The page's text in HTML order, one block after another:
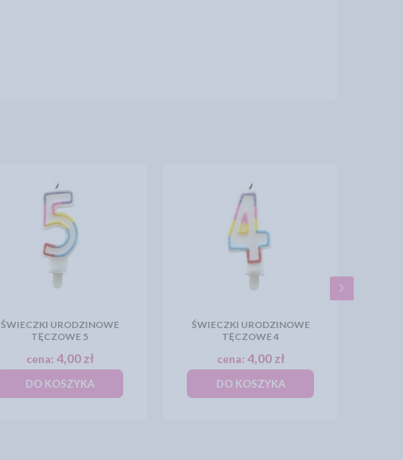
ŚWIECZKI URODZINOWE
TĘCZOWE 5
cena: 4,00 zł
DO KOSZYKA
ŚWIECZKI URODZINOWE
TĘCZOWE 4
cena: 4,00 zł
DO KOSZYKA